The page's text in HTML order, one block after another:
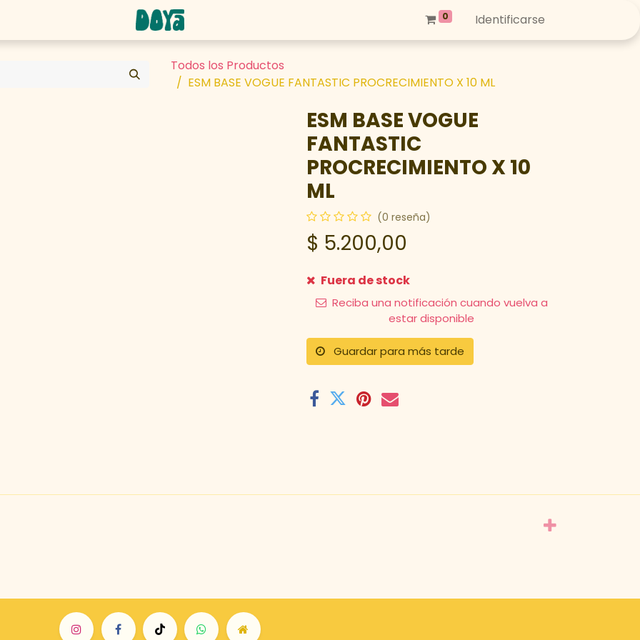
0 Identificarse
Todos los Productos
ESM BASE VOGUE FANTASTIC PROCRECIMIENTO X 10 ML
ESM BASE VOGUE
FANTASTIC
PROCRECIMIENTO X 10
ML
(0 reseña)
$ 5.200,00
Fuera de stock
Reciba una notificación cuando vuelva a
estar disponible
Guardar para más tarde